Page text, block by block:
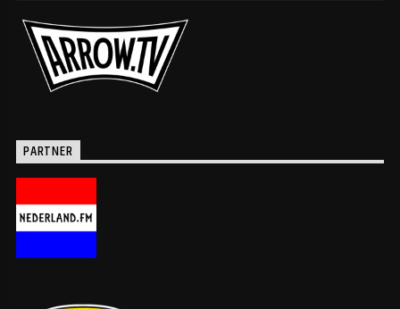
PARTNER